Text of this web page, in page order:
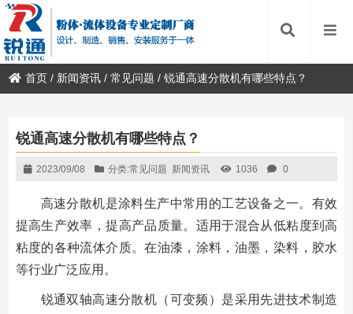
首页 / 新闻资讯 /常见问题 /锐通高速分散机有哪些特点？
锐通高速分散机有哪些特点？
2023/09/08 分类:常见问题 新闻资讯 1036 0
高速分散机是涂料生产中常用的工艺设备之一。有效
提高生产效率，提高产品质量。适用于混合从低粘度到高
粘度的各种流体介质。在油漆，涂料，油墨，染料，胶水
等行业广泛应用。
锐通双轴高速分散机（可变频）是采用先进技术制造